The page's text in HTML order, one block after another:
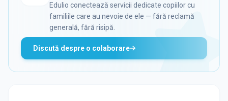
Edulio conectează servicii dedicate copiilor cu
familiile care au nevoie de ele — fără reclamă
generală, fără risipă.
Discută despre o colaborare